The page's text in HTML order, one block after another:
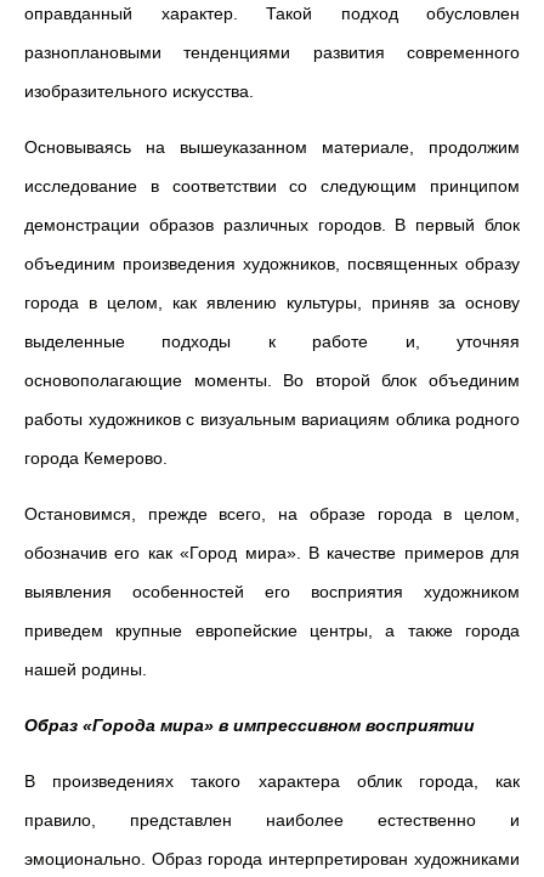
оправданный характер. Такой подход обусловлен
разноплановыми тенденциями развития современного
изобразительного искусства.
Основываясь на вышеуказанном материале, продолжим
исследование в соответствии со следующим принципом
демонстрации образов различных городов. В первый блок
объединим произведения художников, посвященных образу
города в целом, как явлению культуры, приняв за основу
выделенные подходы к работе и, уточняя
основополагающие моменты. Во второй блок объединим
работы художников с визуальным вариациям облика родного
города Кемерово.
Остановимся, прежде всего, на образе города в целом,
обозначив его как «Город мира». В качестве примеров для
выявления особенностей его восприятия художником
приведем крупные европейские центры, а также города
нашей родины.
Образ «Города мира» в импрессивном восприятии
В произведениях такого характера облик города, как
правило, представлен наиболее естественно и
эмоционально. Образ города интерпретирован художниками